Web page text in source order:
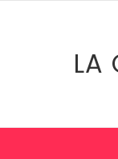
LA